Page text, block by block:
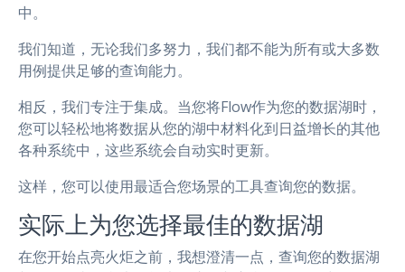
中。
我们知道，无论我们多努力，我们都不能为所有或大多数
用例提供足够的查询能力。
相反，我们专注于集成。当您将Flow作为您的数据湖时，
您可以轻松地将数据从您的湖中材料化到日益增长的其他
各种系统中，这些系统会自动实时更新。
这样，您可以使用最适合您场景的工具查询您的数据。
实际上为您选择最佳的数据湖
在您开始点亮火炬之前，我想澄清一点，查询您的数据湖